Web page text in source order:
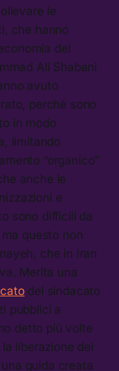
le
che hanno
del
Ali Shabani
avuto
perché sono
in modo
limitando
“organico”
anche le
e
sono difficili da
questo non
che in Iran
Merita una
del sindacato
pubblici a
detto più volte
liberazione dei
guida creata